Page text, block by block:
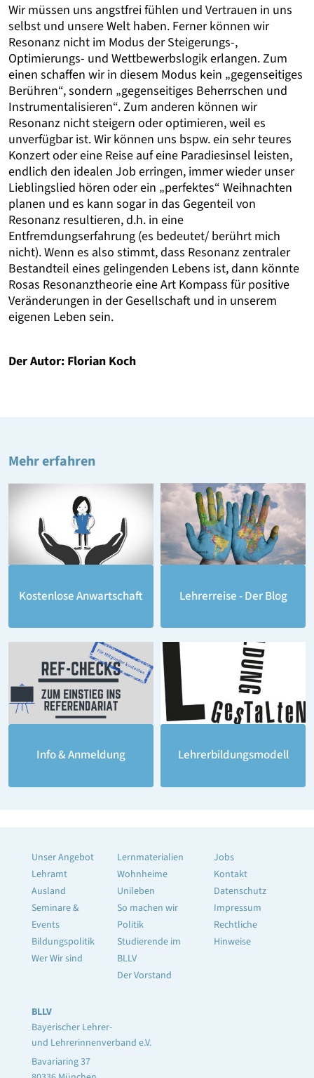
Wir müssen uns angstfrei fühlen und Vertrauen in uns
selbst und unsere Welt haben. Ferner können wir
Resonanz nicht im Modus der Steigerungs-,
Optimierungs- und Wettbewerbslogik erlangen. Zum
einen schaffen wir in diesem Modus kein „gegenseitiges
Berühren“, sondern „gegenseitiges Beherrschen und
Instrumentalisieren“. Zum anderen können wir
Resonanz nicht steigern oder optimieren, weil es
unverfügbar ist. Wir können uns bspw. ein sehr teures
Konzert oder eine Reise auf eine Paradiesinsel leisten,
endlich den idealen Job erringen, immer wieder unser
Lieblingslied hören oder ein „perfektes“ Weihnachten
planen und es kann sogar in das Gegenteil von
Resonanz resultieren, d.h. in eine
Entfremdungserfahrung (es bedeutet/ berührt mich
nicht). Wenn es also stimmt, dass Resonanz zentraler
Bestandteil eines gelingenden Lebens ist, dann könnte
Rosas Resonanztheorie eine Art Kompass für positive
Veränderungen in der Gesellschaft und in unserem
eigenen Leben sein.
Der Autor: Florian Koch
Mehr erfahren
Kostenlose Anwartschaft Lehrerreise - Der Blog
Info & Anmeldung Lehrerbildungsmodell
Unser Angebot
Lehramt
Ausland
Seminare &
Events
Bildungspolitik
Wer Wir sind
Lernmaterialien
Wohnheime
Unileben
So machen wir
Politik
Studierende im
BLLV
Der Vorstand
Jobs
Kontakt
Datenschutz
Impressum
Rechtliche
Hinweise
BLLV
Bayerischer Lehrer-
und Lehrerinnenverband e.V.
Bavariaring 37